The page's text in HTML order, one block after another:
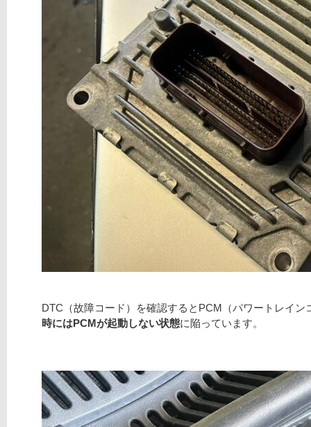
DTC（故障コード）を確認するとPCM（パワートレイ
時にはPCMが起動しない状態に陥っています。